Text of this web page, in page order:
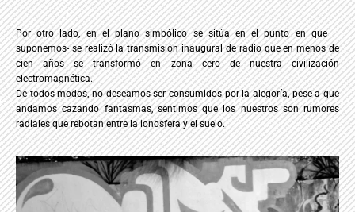
Por otro lado, en el plano simbólico se sitúa en el punto en que –
suponemos- se realizó la transmisión inaugural de radio que en menos de
cien años se transformó en zona cero de nuestra civilización
electromagnética.
De todos modos, no deseamos ser consumidos por la alegoría, pese a que
andamos cazando fantasmas, sentimos que los nuestros son rumores
radiales que rebotan entre la ionosfera y el suelo.